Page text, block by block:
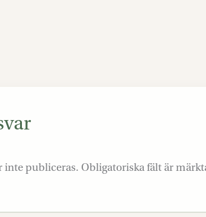
inte publiceras. Obligatoriska fält är